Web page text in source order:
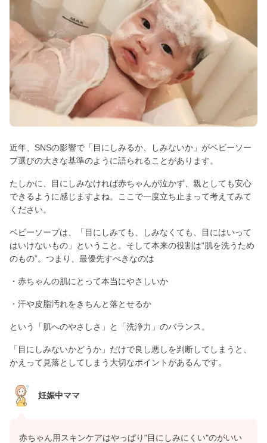
近年、SNSの影響で「目にしみるか、しみないか」がベビーソー
プ選びの大きな基準のように語られることがあります。
たしかに、目にしみなければ赤ちゃんが泣かず、親としても安心
できるように感じますよね。ここで一度立ち止まって考えてみて
ください。
ベビーソープは、「目にしみても、しみなくても、目にはいって
はいけないもの」ということ。そして本来の役割は“肌を洗うため
のもの”。つまり、最優先すべきなのは
・赤ちゃんの肌にとって本当にやさしいか
・汗や皮脂汚れをきちんと落とせるか
という「肌へのやさしさ」と「洗浄力」のバランス。
「目にしみないかどうか」だけで良し悪しを判断してしまうと、
かえって見落としてしまう大切なポイントがあるんです。
妊娠中ママ
赤ちゃん用スキンケアはやっぱり"目にしみにくい"のがいい